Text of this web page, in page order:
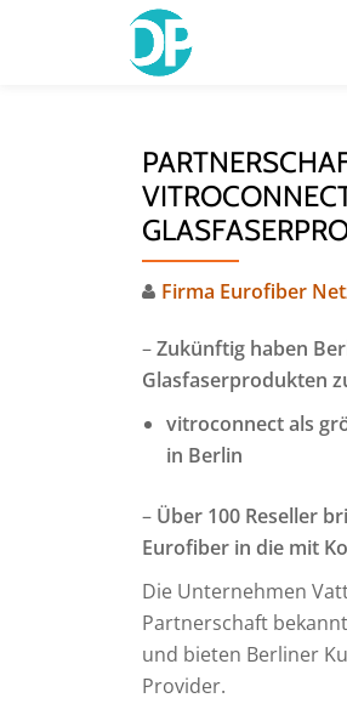
Firma Eurofiber
–Zukünftig haben
Glasfaserprodukten
vitroconnect als
in Berlin
– Über 100 Reseller
Eurofiber in die mit
Die Unternehmen
Partnerschaft
und bieten Berliner
Provider.